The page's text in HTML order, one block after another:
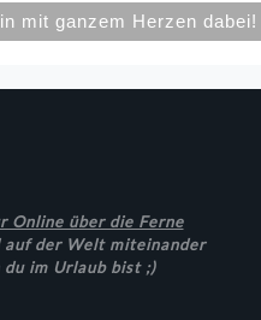
Online über die Ferne
auf der Welt miteinander
im Urlaub bist ;)